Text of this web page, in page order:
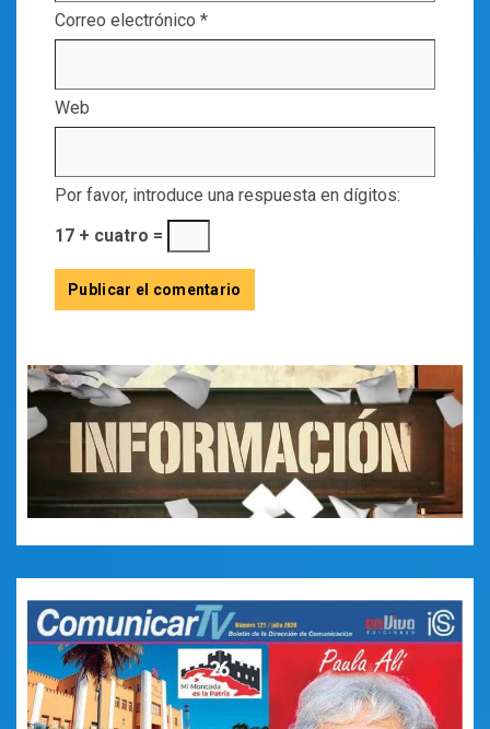
Correo electrónico *
Web
Por favor, introduce una respuesta en dígitos:
17 + cuatro =